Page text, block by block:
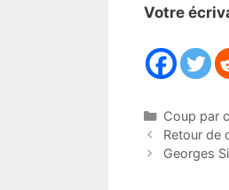
Votre
Catégories
Coup par
Retour de
Georges